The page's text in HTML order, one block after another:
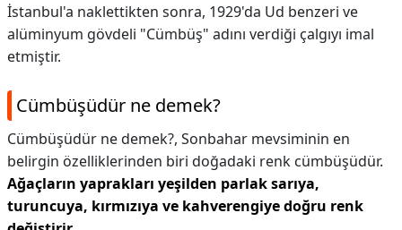
İstanbul'a naklettikten sonra, 1929'da Ud benzeri ve
alüminyum gövdeli "Cümbüş" adını verdiği çalgıyı imal
etmiştir.
Cümbüşüdür ne demek?
Cümbüşüdür ne demek?, Sonbahar mevsiminin en
belirgin özelliklerinden biri doğadaki renk cümbüşüdür.
Ağaçların yaprakları yeşilden parlak sarıya,
turuncuya, kırmızıya ve kahverengiye doğru renk